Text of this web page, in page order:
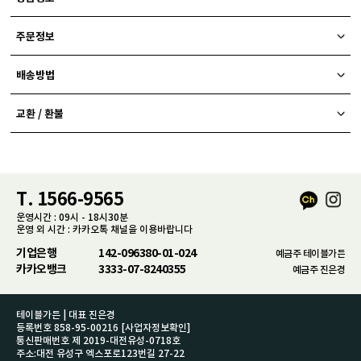
주문정보
배송방법
교환 / 환불
T. 1566-9565
운영시간 : 09시 - 18시30분
운영 외 시간 : 카카오톡 채널을 이용바랍니다
기업은행 142-096380-01-024 예금주 테이블가든
카카오뱅크 3333-07-8240355 예금주 진은경
테이블가든 | 대표 진은경
등록번호 858-95-00216 [사업자정보확인]
통신판매번호 제 2019-대전유성-0718호
주소:대전 유성구 엑스포로123번길 27-22